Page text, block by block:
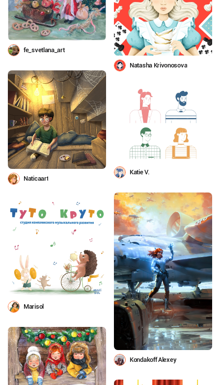
Natasha Krivonosova
fe_svetlana_art
Naticaart
Katie V.
Kondakoff Alexey
Marisol